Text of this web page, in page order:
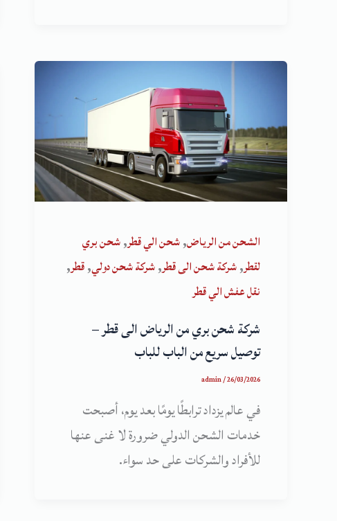
الشحن من الرياض,شحن الي قطر,شحن بري
لقطر,شركة شحن الى قطر,شركة شحن دولي,قطر,
نقل عفش الي قطر
شركة شحن بري من الرياض الى قطر –
توصيل سريع من الباب للباب
admin/26/03/2026
في عالم يزداد ترابطًا يومًا بعد يوم، أصبحت
خدمات الشحن الدولي ضرورة لا غنى عنها
للأفراد والشركات على حد سواء.